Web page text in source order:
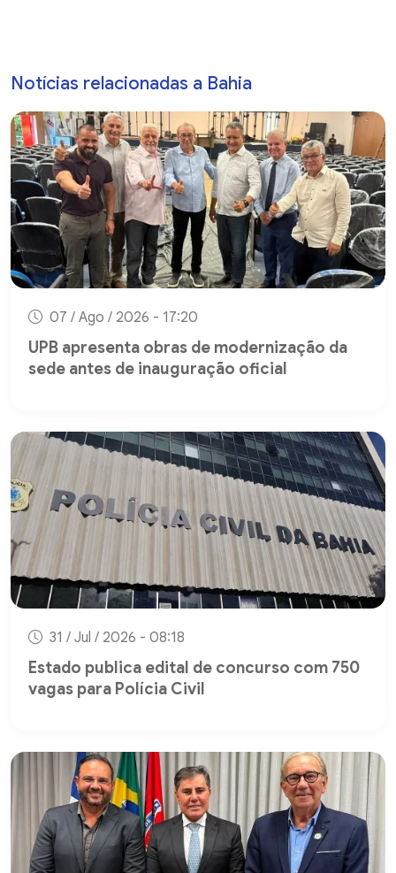
Notícias relacionadas a Bahia
07 / Ago / 2026 - 17:20
UPB apresenta obras de modernização da
sede antes de inauguração oficial
31 / Jul / 2026 - 08:18
Estado publica edital de concurso com 750
vagas para Polícia Civil